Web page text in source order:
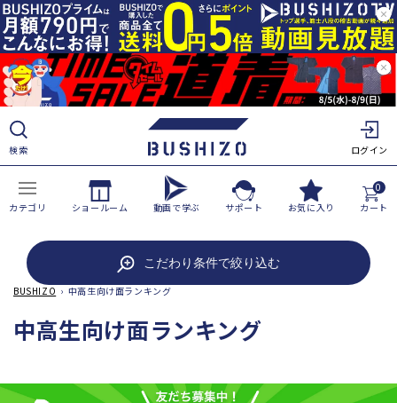
ツ
に
進
む
検索 ログイン
カテゴリ ショールーム 動画で学ぶ サポート お気に入り
0
カート
こだわり条件で絞り込む
BUSHIZO › 中高生向け面ランキング
コ
ク
中高生向け面ランキング